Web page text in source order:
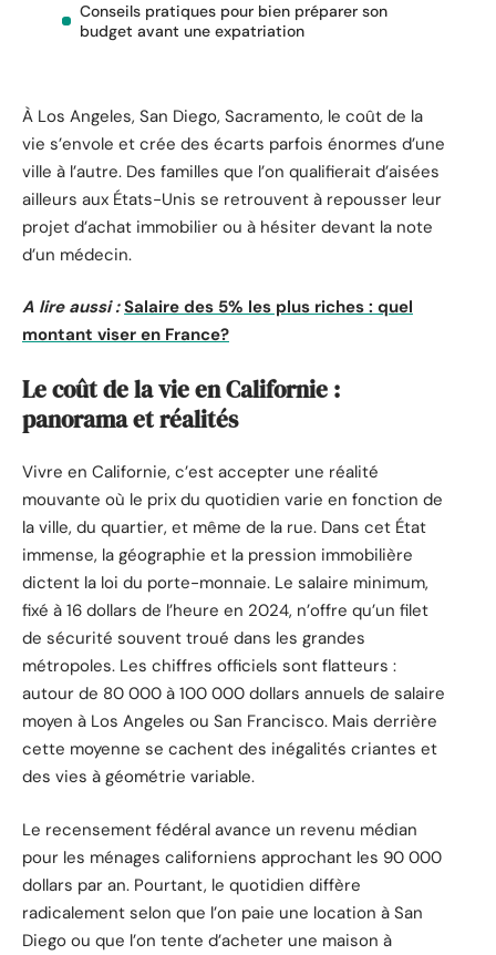
Conseils pratiques pour bien préparer son
budget avant une expatriation
À Los Angeles, San Diego, Sacramento, le coût de la
vie s’envole et crée des écarts parfois énormes d’une
ville à l’autre. Des familles que l’on qualifierait d’aisées
ailleurs aux États-Unis se retrouvent à repousser leur
projet d’achat immobilier ou à hésiter devant la note
d’un médecin.
A lire aussi : Salaire des 5% les plus riches : quel
montant viser en France?
Le coût de la vie en Californie :
panorama et réalités
Vivre en Californie, c’est accepter une réalité
mouvante où le prix du quotidien varie en fonction de
la ville, du quartier, et même de la rue. Dans cet État
immense, la géographie et la pression immobilière
dictent la loi du porte-monnaie. Le salaire minimum,
fixé à 16 dollars de l’heure en 2024, n’offre qu’un filet
de sécurité souvent troué dans les grandes
métropoles. Les chiffres officiels sont flatteurs :
autour de 80 000 à 100 000 dollars annuels de salaire
moyen à Los Angeles ou San Francisco. Mais derrière
cette moyenne se cachent des inégalités criantes et
des vies à géométrie variable.
Le recensement fédéral avance un revenu médian
pour les ménages californiens approchant les 90 000
dollars par an. Pourtant, le quotidien diffère
radicalement selon que l’on paie une location à San
Diego ou que l’on tente d’acheter une maison à